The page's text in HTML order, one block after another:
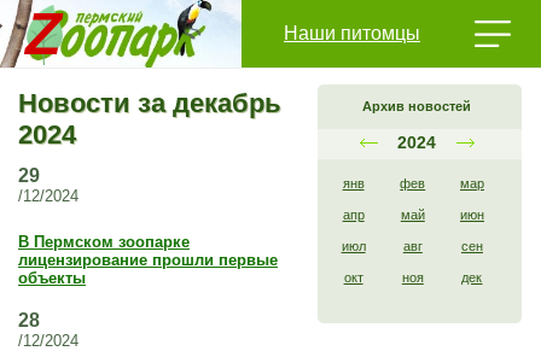
Наши питомцы
Архив новостей
2024
янв фев мар
апр май июн
июл авг сен
окт ноя дек
Новости за декабрь
2024
29
/12/2024
В Пермском зоопарке
лицензирование прошли первые
объекты
28
/12/2024